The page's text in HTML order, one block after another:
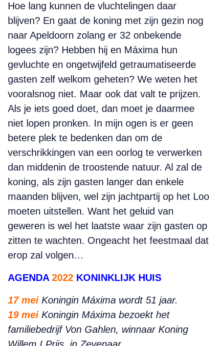
Hoe lang kunnen de vluchtelingen daar
blijven? En gaat de koning met zijn gezin nog
naar Apeldoorn zolang er 32 onbekende
logees zijn? Hebben hij en Máxima hun
gevluchte en ongetwijfeld getraumatiseerde
gasten zelf welkom geheten? We weten het
vooralsnog niet. Maar ook dat valt te prijzen.
Als je iets goed doet, dan moet je daarmee
niet lopen pronken. In mijn ogen is er geen
betere plek te bedenken dan om de
verschrikkingen van een oorlog te verwerken
dan middenin de troostende natuur. Al zal de
koning, als zijn gasten langer dan enkele
maanden blijven, wel zijn jachtpartij op het Loo
moeten uitstellen. Want het geluid van
geweren is wel het laatste waar zijn gasten op
zitten te wachten. Ongeacht het feestmaal dat
erop zal volgen…
AGENDA2022 KONINKLIJK HUIS
17 mei Koningin Máxima wordt 51 jaar.
19 mei Koningin Máxima bezoekt het
familiebedrijf Von Gahlen, winnaar Koning